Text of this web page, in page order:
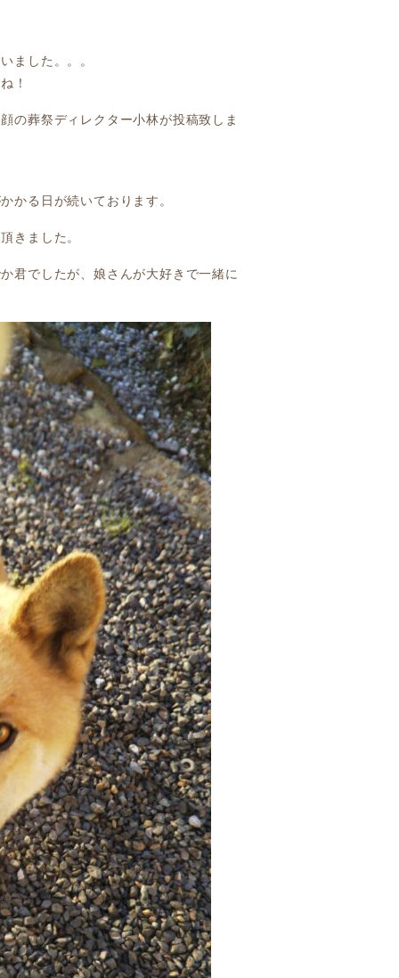
ました。。。
！
の葬祭ディレクター小林が投稿致しま
かる日が続いております。
きました。
君でしたが、娘さんが大好きで一緒に